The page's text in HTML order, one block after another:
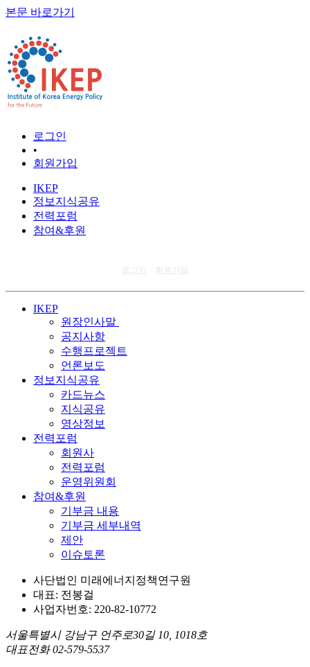
본문 바로가기
로그인
•
회원가입
IKEP
정보지식공유
전력포럼
참여&후원
IKEP
원장인사말
공지사항
수행프로젝트
언론보도
정보지식공유
카드뉴스
지식공유
영상정보
전력포럼
회원사
전력포럼
운영위원회
참여&후원
기부금 내용
기부금 세부내역
제안
이슈토론
사단법인 미래에너지정책연구원
대표: 전봉걸
사업자번호: 220-82-10772
서울특별시 강남구 언주로30길 10, 1018호
대표전화 02-579-5537